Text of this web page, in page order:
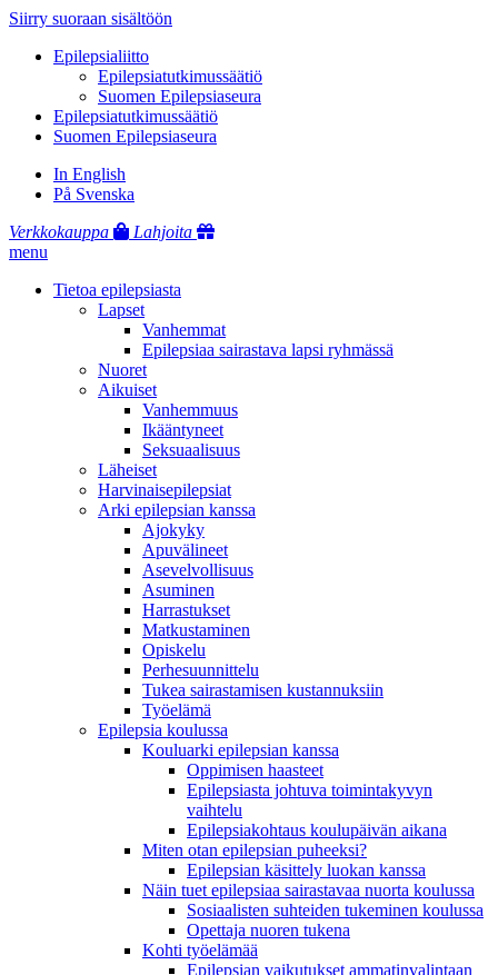
Siirry suoraan sisältöön
Epilepsialiitto
Epilepsiatutkimussäätiö
Suomen Epilepsiaseura
Epilepsiatutkimussäätiö
Suomen Epilepsiaseura
In English
På Svenska
Verkkokauppa
Lahjoita
menu
Tietoa epilepsiasta
Lapset
Vanhemmat
Epilepsiaa sairastava lapsi ryhmässä
Nuoret
Aikuiset
Vanhemmuus
Ikääntyneet
Seksuaalisuus
Läheiset
Harvinaisepilepsiat
Arki epilepsian kanssa
Ajokyky
Apuvälineet
Asevelvollisuus
Asuminen
Harrastukset
Matkustaminen
Opiskelu
Perhesuunnittelu
Tukea sairastamisen kustannuksiin
Työelämä
Epilepsia koulussa
Kouluarki epilepsian kanssa
Oppimisen haasteet
Epilepsiasta johtuva toimintakyvyn
vaihtelu
Epilepsiakohtaus koulupäivän aikana
Miten otan epilepsian puheeksi?
Epilepsian käsittely luokan kanssa
Näin tuet epilepsiaa sairastavaa nuorta koulussa
Sosiaalisten suhteiden tukeminen koulussa
Opettaja nuoren tukena
Kohti työelämää
Epilepsian vaikutukset ammatinvalintaan